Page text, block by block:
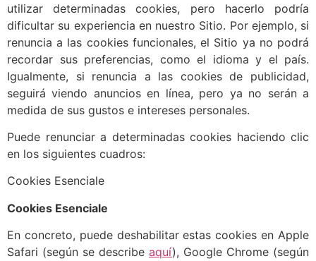
utilizar determinadas cookies, pero hacerlo podría
dificultar su experiencia en nuestro Sitio. Por ejemplo, si
renuncia a las cookies funcionales, el Sitio ya no podrá
recordar sus preferencias, como el idioma y el país.
Igualmente, si renuncia a las cookies de publicidad,
seguirá viendo anuncios en línea, pero ya no serán a
medida de sus gustos e intereses personales.
Puede renunciar a determinadas cookies haciendo clic
en los siguientes cuadros:
Cookies Esenciale
Cookies Esenciale
En concreto, puede deshabilitar estas cookies en Apple
Safari (según se describe aquí), Google Chrome (según